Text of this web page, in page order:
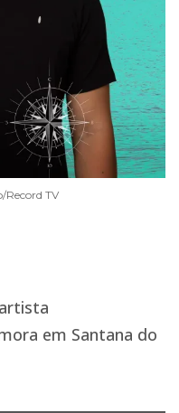
Record TV
em Santana do